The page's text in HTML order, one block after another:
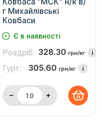
г Михайлівські
Ковбаси
Є в наявності
Роздріб: 328.30 грн/кг i
Гурт: 305.60 грн/кг i